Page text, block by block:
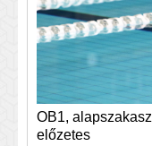
OB1,
előzetes